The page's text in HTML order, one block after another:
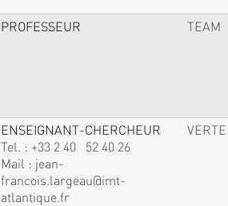
PROFESSEUR TEAM
ENSEIGNANT-CHERCHEUR
Tel. : +33 2 40 52 40 26
Mail : jean-
francois.largeau@imt-
atlantique.fr
VERTE